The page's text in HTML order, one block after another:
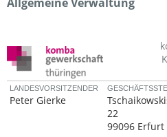
LANDESVORSITZENDER
Peter Gierke
22
99096 Erfurt